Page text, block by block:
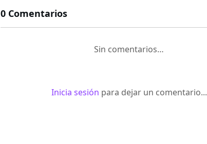
0 Comentarios
Sin comentarios…
Inicia sesión para dejar un comentario...